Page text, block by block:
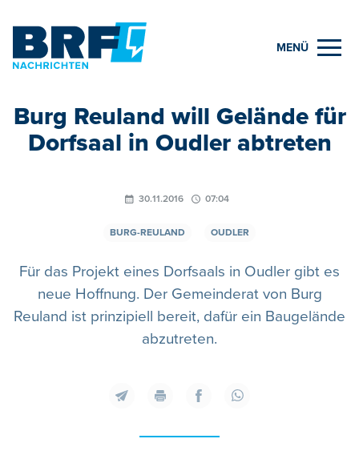
MENÜ
Burg Reuland will Gelände für
Dorfsaal in Oudler abtreten
30.11.2016 07:04
BURG-REULAND OUDLER
Für das Projekt eines Dorfsaals in Oudler gibt es
neue Hoffnung. Der Gemeinderat von Burg
Reuland ist prinzipiell bereit, dafür ein Baugelände
abzutreten.